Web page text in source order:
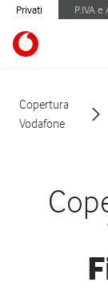
Privati P.IVA
Copertura
Vodafone